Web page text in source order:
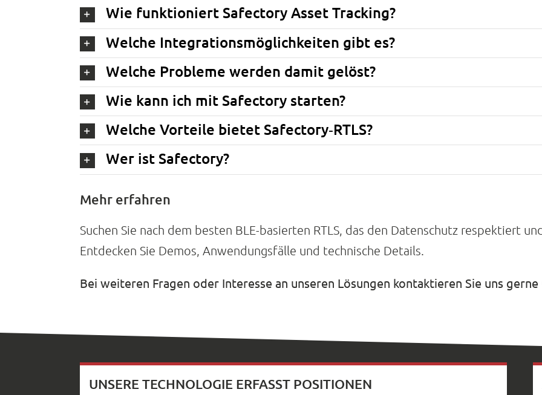
Wie funktioniert Safectory Asset Tracking?
Welche Integrationsmöglichkeiten gibt es?
Welche Probleme werden damit gelöst?
Wie kann ich mit Safectory starten?
Welche Vorteile bietet Safectory‑RTLS?
Wer ist Safectory?
Mehr erfahren
Suchen Sie nach dem besten BLE-basierten RTLS, das den Datenschutz respektiert
Entdecken Sie Demos, Anwendungsfälle und technische Details.
Bei weiteren Fragen oder Interesse an unseren Lösungen kontaktieren Sie uns
UNSERE TECHNOLOGIE ERFASST POSITIONEN